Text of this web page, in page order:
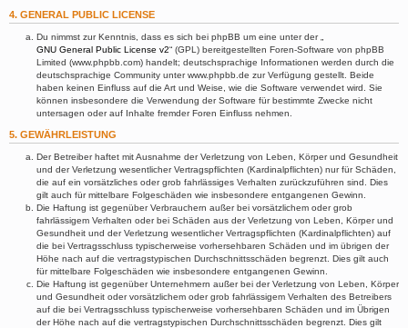
4. GENERAL PUBLIC LICENSE
Du nimmst zur Kenntnis, dass es sich bei phpBB um eine unter der „
GNU General Public License v2“ (GPL) bereitgestellten Foren-Software von phpBB
Limited (www.phpbb.com) handelt; deutschsprachige Informationen werden durch die
deutschsprachige Community unter www.phpbb.de zur Verfügung gestellt. Beide
haben keinen Einfluss auf die Art und Weise, wie die Software verwendet wird. Sie
können insbesondere die Verwendung der Software für bestimmte Zwecke nicht
untersagen oder auf Inhalte fremder Foren Einfluss nehmen.
5. GEWÄHRLEISTUNG
Der Betreiber haftet mit Ausnahme der Verletzung von Leben, Körper und Gesundheit
und der Verletzung wesentlicher Vertragspflichten (Kardinalpflichten) nur für Schäden,
die auf ein vorsätzliches oder grob fahrlässiges Verhalten zurückzuführen sind. Dies
gilt auch für mittelbare Folgeschäden wie insbesondere entgangenen Gewinn.
Die Haftung ist gegenüber Verbrauchern außer bei vorsätzlichem oder grob
fahrlässigem Verhalten oder bei Schäden aus der Verletzung von Leben, Körper und
Gesundheit und der Verletzung wesentlicher Vertragspflichten (Kardinalpflichten) auf
die bei Vertragsschluss typischerweise vorhersehbaren Schäden und im übrigen der
Höhe nach auf die vertragstypischen Durchschnittsschäden begrenzt. Dies gilt auch
für mittelbare Folgeschäden wie insbesondere entgangenen Gewinn.
Die Haftung ist gegenüber Unternehmern außer bei der Verletzung von Leben, Körper
und Gesundheit oder vorsätzlichem oder grob fahrlässigem Verhalten des Betreibers
auf die bei Vertragsschluss typischerweise vorhersehbaren Schäden und im Übrigen
der Höhe nach auf die vertragstypischen Durchschnittsschäden begrenzt. Dies gilt